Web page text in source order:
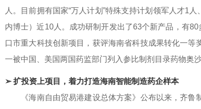
人。目前拥有国家“万人计划”特殊支持计划领军人才1
内博士）近10人。成功研制开发出了63个新产品，有
口市重大科技创新项目，获评海南省科技成果转化一
一被中国、美国两国药监部门列入参比制剂目录药物奥
➢ 扩投资上项目，着力打造海南智能制造药企样本
《海南自由贸易港建设总体方案》公布以来，齐鲁